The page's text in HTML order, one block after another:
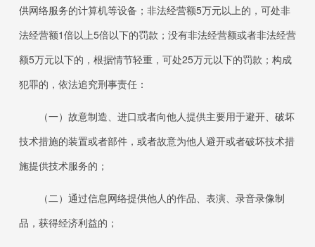
供网络服务的计算机等设备；非法经营额5万元以上的，可处非
法经营额1倍以上5倍以下的罚款；没有非法经营额或者非法经营
额5万元以下的，根据情节轻重，可处25万元以下的罚款；构成
犯罪的，依法追究刑事责任：
（一）故意制造、进口或者向他人提供主要用于避开、破坏
技术措施的装置或者部件，或者故意为他人避开或者破坏技术措
施提供技术服务的；
（二）通过信息网络提供他人的作品、表演、录音录像制
品，获得经济利益的；